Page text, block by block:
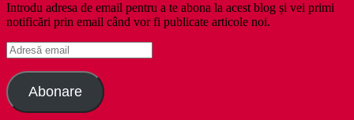
Introdu adresa de email pentru a te abona la acest blog și vei primi
notificări prin email când vor fi publicate articole noi.
Adresă
email
Abonare